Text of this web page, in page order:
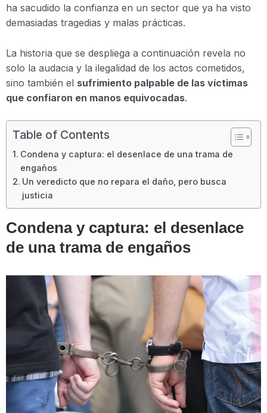
ha sacudido la confianza en un sector que ya ha visto
demasiadas tragedias y malas prácticas.
La historia que se despliega a continuación revela no
solo la audacia y la ilegalidad de los actos cometidos,
sino también el sufrimiento palpable de las víctimas
que confiaron en manos equivocadas.
Table of Contents
Condena y captura: el desenlace de una trama de
engaños
Un veredicto que no repara el daño, pero busca
justicia
Condena y captura: el desenlace
de una trama de engaños